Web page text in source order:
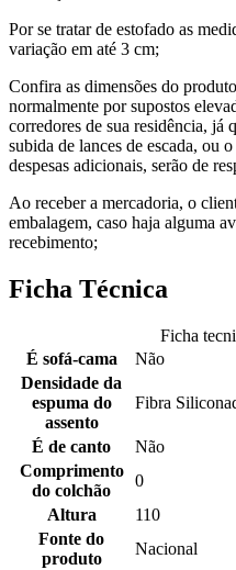
Por se tratar de estofado as
variação em até 3 cm;
Confira as dimensões do
normalmente por supostos
corredores de sua residência, já
subida de lances de escada, ou
despesas adicionais, serão de
Ao receber a mercadoria, o
embalagem, caso haja alguma
recebimento;
Ficha Técnica
Ficha
É sofá-cama
Não
Densidade da
espuma do
assento
Fibra
É de canto
Não
Comprimento
do colchão
0
Altura
110
Fonte do
produto
Nacional